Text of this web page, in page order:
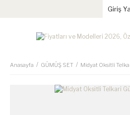
Giriş
Anasayfa GÜMÜŞ SET Midyat Oksitli